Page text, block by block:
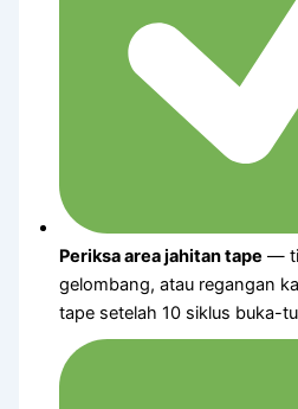
Periksa area jahitan tape —
gelombang, atau regangan
tape setelah 10 siklus buka-